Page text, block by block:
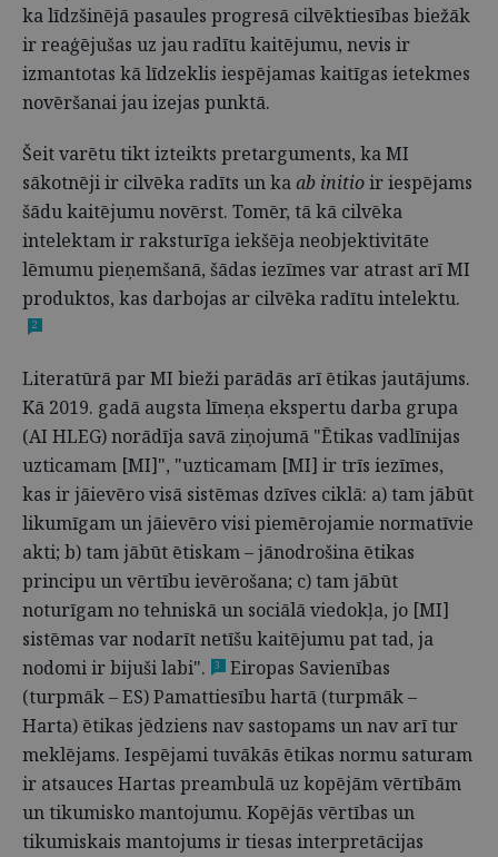
ka līdzšinējā pasaules progresā cilvēktiesības biežāk
ir reaģējušas uz jau radītu kaitējumu, nevis ir
izmantotas kā līdzeklis iespējamas kaitīgas ietekmes
novēršanai jau izejas punktā.
Šeit varētu tikt izteikts pretarguments, ka MI
sākotnēji ir cilvēka radīts un kaab initioir iespējams
šādu kaitējumu novērst. Tomēr, tā kā cilvēka
intelektam ir raksturīga iekšēja neobjektivitāte
lēmumu pieņemšanā, šādas iezīmes var atrast arī MI
produktos, kas darbojas ar cilvēka radītu intelektu.
2
Literatūrā par MI bieži parādās arī ētikas jautājums.
Kā 2019. gadā augsta līmeņa ekspertu darba grupa
(AI HLEG) norādīja savā ziņojumā "Ētikas vadlīnijas
uzticamam [MI]", "uzticamam [MI] ir trīs iezīmes,
kas ir jāievēro visā sistēmas dzīves ciklā: a) tam jābūt
likumīgam un jāievēro visi piemērojamie normatīvie
akti; b) tam jābūt ētiskam – jānodrošina ētikas
principu un vērtību ievērošana; c) tam jābūt
noturīgam no tehniskā un sociālā viedokļa, jo [MI]
sistēmas var nodarīt netīšu kaitējumu pat tad, ja
nodomi ir bijuši labi".
3
Eiropas Savienības
(turpmāk – ES) Pamattiesību hartā (turpmāk –
Harta) ētikas jēdziens nav sastopams un nav arī tur
meklējams. Iespējami tuvākās ētikas normu saturam
ir atsauces Hartas preambulā uz kopējām vērtībām
un tikumisko mantojumu. Kopējās vērtības un
tikumiskais mantojums ir tiesas interpretācijas